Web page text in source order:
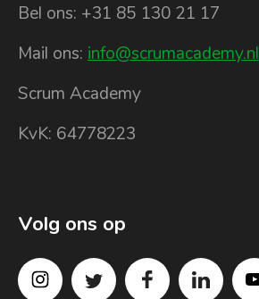
Bel ons: +31 85 130 21 17
Mail ons: info@scrumacademy.nl
Scrum Academy
KvK: 64778223
Volg ons op